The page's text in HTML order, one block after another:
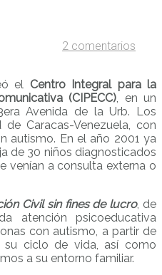
2 comentarios
el Centro Integral para la
(CIPECC), en un
Avenida de la Urb. Los
Caracas-Venezuela, con
autismo. En el año 2001 ya
de 30 niños diagnosticados
venían a consulta externa o
Civil sin fines de lucro, de
atención psicoeducativa
con autismo, a partir de
ciclo de vida, así como
a su entorno familiar.